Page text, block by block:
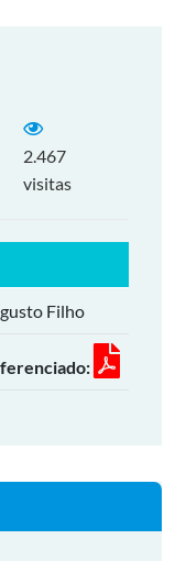
2.467
visitas
Filho